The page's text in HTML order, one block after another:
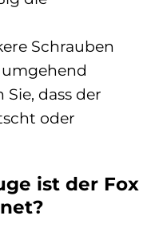
Schrauben
umgehend
dass der
oder
ist der Fox